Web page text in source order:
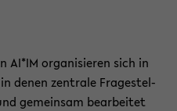
AI*IM or­ga­ni­sie­ren sich in
denen zen­tra­le Fra­ge­stel­
ge­mein­sam be­ar­bei­tet